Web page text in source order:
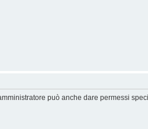
può anche dare permessi